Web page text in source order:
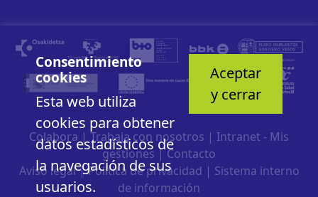
Consentimiento
cookies
Esta web utiliza
cookies para obtener
datos estadísticos de
la navegación de sus
usuarios.
Aceptar
y cerrar
Colabora | Trabaja con nosotros | Intranet - Mis
gestiones |Contacto
Aviso legal|Política de privacidad | Sistema interno
de información